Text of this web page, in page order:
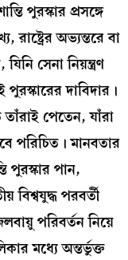
পুরস্কার প্রসঙ্গে
অভ্যন্তরে বা
যিনি সেনা নিয়ন্ত্রণ
দাবিদার।
পেতেন, যাঁরা
পরিচিত। মানবতার
পুরস্কার পান,
বিশ্বযুদ্ধ পরবর্তী
পরিবর্তন নিয়ে
মধ্যে অন্তর্ভুক্ত